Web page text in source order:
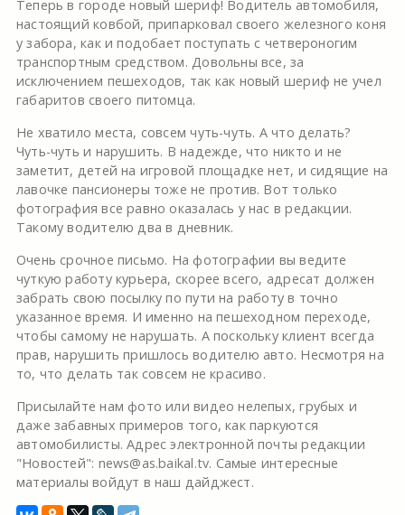
Теперь в городе новый шериф! Водитель автомобиля,
настоящий ковбой, припарковал своего железного коня
у забора, как и подобает поступать с четвероногим
транспортным средством. Довольны все, за
исключением пешеходов, так как новый шериф не учел
габаритов своего питомца.
Не хватило места, совсем чуть-чуть. А что делать?
Чуть-чуть и нарушить. В надежде, что никто и не
заметит, детей на игровой площадке нет, и сидящие на
лавочке пансионеры тоже не против. Вот только
фотография все равно оказалась у нас в редакции.
Такому водителю два в дневник.
Очень срочное письмо. На фотографии вы ведите
чуткую работу курьера, скорее всего, адресат должен
забрать свою посылку по пути на работу в точно
указанное время. И именно на пешеходном переходе,
чтобы самому не нарушать. А поскольку клиент всегда
прав, нарушить пришлось водителю авто. Несмотря на
то, что делать так совсем не красиво.
Присылайте нам фото или видео нелепых, грубых и
даже забавных примеров того, как паркуются
автомобилисты. Адрес электронной почты редакции
"Новостей": news@as.baikal.tv. Самые интересные
материалы войдут в наш дайджест.